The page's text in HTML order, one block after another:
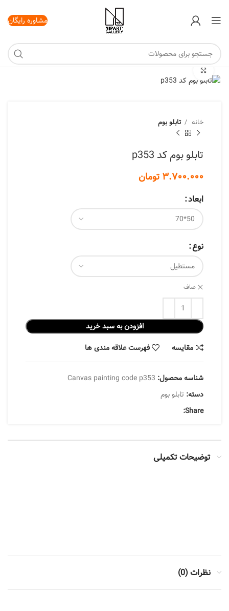
مشاوره رایگان
برای بزرگنمایی کلیک کنید
خانه تابلو بوم
تابلو بوم کد p353
تومان
ابعاد
نوع
صاف
افزودن به سبد خرید
مقایسه
فهرست علاقه مندی ها
شناسه محصول: Canvas painting code p353
دسته: تابلو بوم
Share:
توضیحات تکمیلی
نظرات (0)